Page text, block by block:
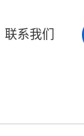
联系我们